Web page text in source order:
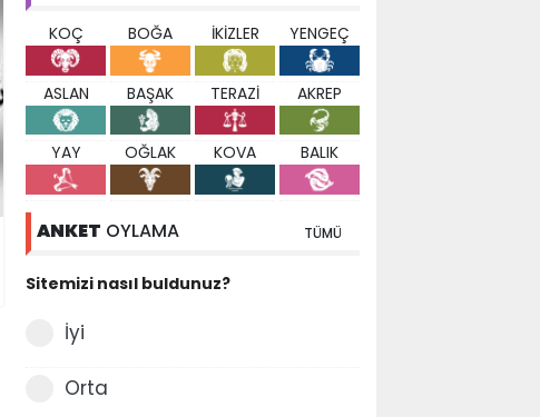
KOÇ BOĞA İKİZLER YENGEÇ
ASLAN BAŞAK TERAZİ AKREP
YAY OĞLAK KOVA BALIK
ANKET OYLAMA TÜMÜ
Sitemizi nasıl buldunuz?
İyi
Orta